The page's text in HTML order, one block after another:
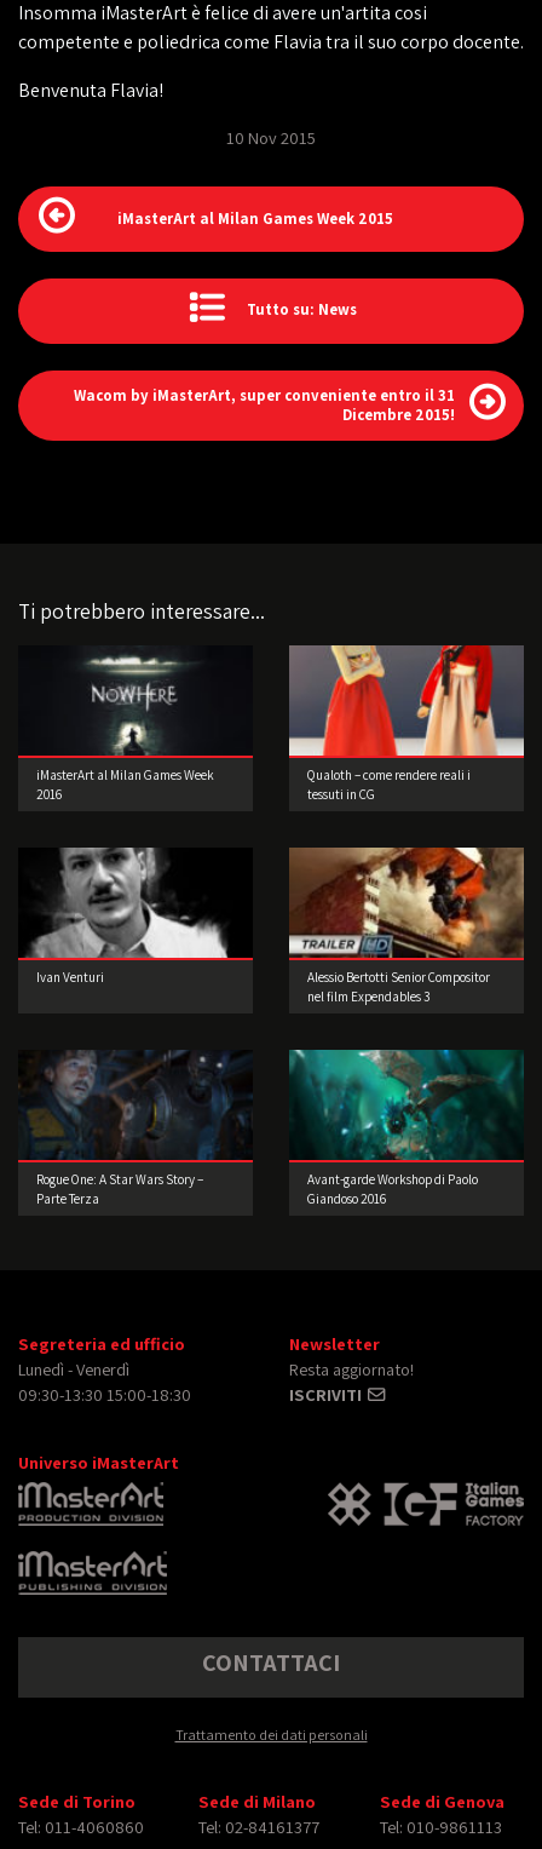
Insomma iMasterArt è felice di avere un'artita cosi
competente e poliedrica come Flavia tra il suo corpo docente.
Benvenuta Flavia!
10 Nov 2015
iMasterArt al Milan Games Week 2015
Tutto su: News
Wacom by iMasterArt, super conveniente entro il 31
Dicembre 2015!
Ti potrebbero interessare...
iMasterArt al Milan Games Week
2016
Qualoth – come rendere reali i
tessuti in CG
Ivan Venturi
Alessio Bertotti Senior Compositor
nel film Expendables 3
Rogue One: A Star Wars Story –
Parte Terza
Avant-garde Workshop di Paolo
Giandoso 2016
Segreteria ed ufficio
Lunedì - Venerdì
09:30-13:30 15:00-18:30
Newsletter
Resta aggiornato!
ISCRIVITI
Universo iMasterArt
CONTATTACI
Trattamento dei dati personali
Sede di Torino
Tel: 011-4060860
Sede di Milano
Tel: 02-84161377
Sede di Genova
Tel: 010-9861113